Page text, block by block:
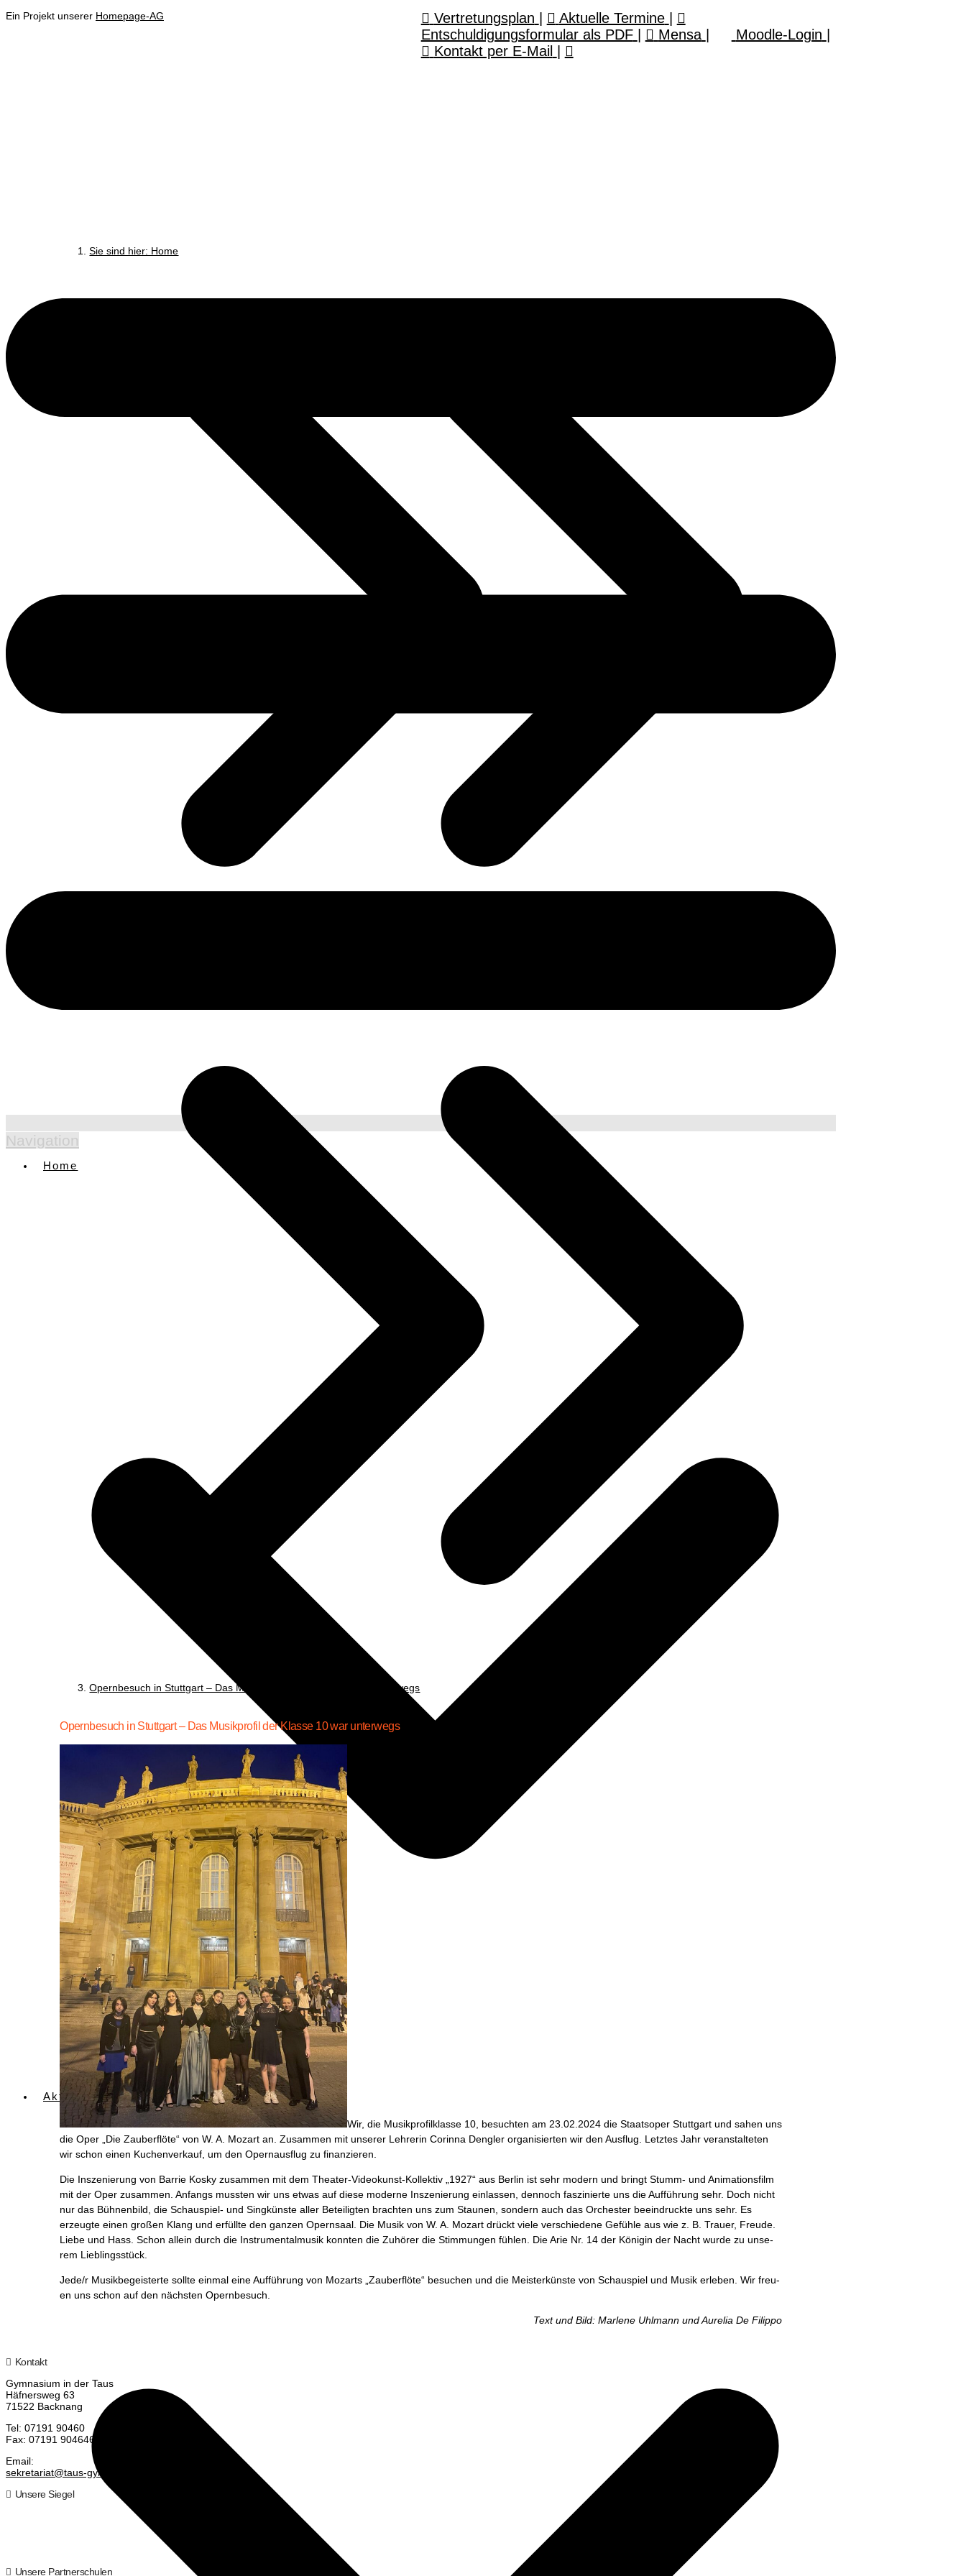
Ein Projekt unserer Homepage-AG Vertretungsplan Aktuelle Termine
Entschuldigungsformular als PDF
Mensa Moodle-Login
Kontakt per E-Mail
Navigation
Home
Aktuelles
Sie sind hier: Home
Opern­be­such in Stutt­gart – Das Musik­pro­fil der Klas­se 10 war unterwegs
Opernbesuch in Stuttgart – Das Musikprofil der Klasse 10 war unterwegs
Wir, die Musik­pro­fil­klas­se 10, besuch­ten am 23.02.2024 die Staats­oper Stutt­gart und sahen uns
die Oper „Die Zau­ber­flö­te“ von W. A. Mozart an. Zusam­men mit unse­rer Leh­re­rin Corin­na Deng­ler orga­ni­sier­ten wir den Aus­flug. Letz­tes Jahr ver­an­stal­te­ten
wir schon einen Kuchen­ver­kauf, um den Opern­aus­flug zu finanzieren.
Die Insze­nie­rung von Bar­rie Kos­ky zusam­men mit dem Thea­ter-Video­kunst-Kol­lek­tiv „1927“ aus Ber­lin ist sehr modern und bringt Stumm- und Ani­ma­ti­ons­film
mit der Oper zusam­men. Anfangs muss­ten wir uns etwas auf die­se moder­ne Insze­nie­rung ein­las­sen, den­noch fas­zi­nier­te uns die Auf­füh­rung sehr. Doch nicht
nur das Büh­nen­bild, die Schau­spiel- und Sing­küns­te aller Betei­lig­ten brach­ten uns zum Stau­nen, son­dern auch das Orches­ter beein­druck­te uns sehr. Es
erzeug­te einen gro­ßen Klang und erfüll­te den gan­zen Opern­saal. Die Musik von W. A. Mozart drückt vie­le ver­schie­de­ne Gefüh­le aus wie z. B. Trau­er, Freu­de.
Lie­be und Hass. Schon allein durch die Instru­men­tal­mu­sik konn­ten die Zuhö­rer die Stim­mun­gen füh­len. Die Arie Nr. 14 der Köni­gin der Nacht wur­de zu unse­
rem Lieblingsstück.
Jede/r Musik­be­geis­ter­te soll­te ein­mal eine Auf­füh­rung von Mozarts „Zau­ber­flö­te“ besu­chen und die Meis­ter­küns­te von Schau­spiel und Musik erle­ben. Wir freu­
en uns schon auf den nächs­ten Opernbesuch.
Text und Bild: Mar­le­ne Uhl­mann und Aure­lia De Filippo
Kontakt
Gym­na­si­um in der Taus
Häf­ners­weg 63
71522 Backnang
Tel: 07191 90460
Fax: 07191 904646
Email:
sekretariat@taus-gymnasium.de
Unsere Siegel
Unsere Partnerschulen